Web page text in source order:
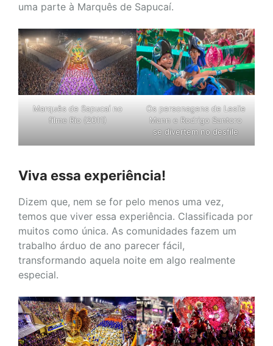
uma parte à Marquês de Sapucaí.
Marquês de Sapucaí no
filme Rio (2011)
Os personagens de Leslie
Mann e Rodrigo Santoro
se divertem no desfile
Viva essa experiência!
Dizem que, nem se for pelo menos uma vez,
temos que viver essa experiência. Classificada por
muitos como única. As comunidades fazem um
trabalho árduo de ano parecer fácil,
transformando aquela noite em algo realmente
especial.